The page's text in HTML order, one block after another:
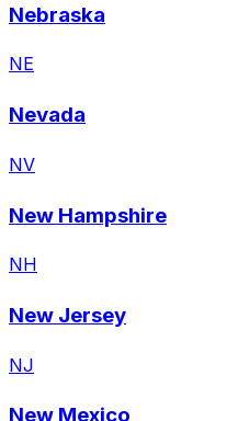
Nebraska
NE
Nevada
NV
New Hampshire
NH
New Jersey
NJ
New Mexico